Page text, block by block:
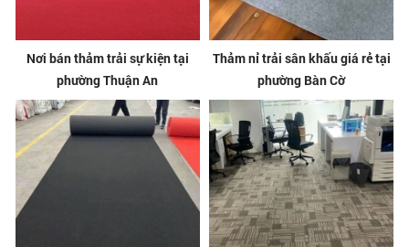
Nơi bán thảm trải sự kiện tại
phường Thuận An
Thảm nỉ trải sân khấu giá rẻ tại
phường Bàn Cờ